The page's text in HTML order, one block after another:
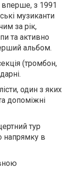
вперше, з 1991
музиканти
за рік,
та активно
альбом.
(тромбон,
один з яких
допоміжні
тур
напрямку в